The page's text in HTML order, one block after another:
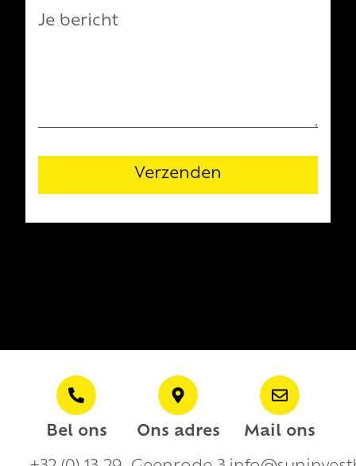
Je bericht
Verzenden
Bel ons Ons adres Mail ons